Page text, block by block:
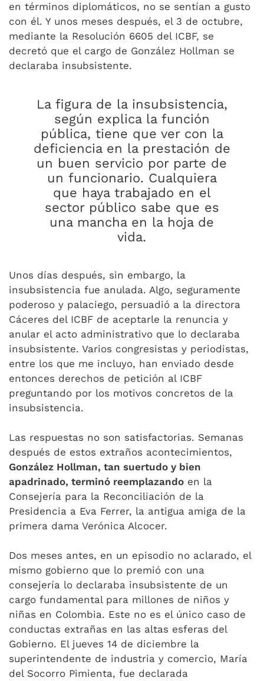
en términos diplomáticos, no se sentían a gusto
con él. Y unos meses después, el 3 de octubre,
mediante la Resolución 6605 del ICBF, se
decretó que el cargo de González Hollman se
declaraba insubsistente.
La figura de la insubsistencia,
según explica la función
pública, tiene que ver con la
deficiencia en la prestación de
un buen servicio por parte de
un funcionario. Cualquiera
que haya trabajado en el
sector público sabe que es
una mancha en la hoja de
vida.
Unos días después, sin embargo, la
insubsistencia fue anulada. Algo, seguramente
poderoso y palaciego, persuadió a la directora
Cáceres del ICBF de aceptarle la renuncia y
anular el acto administrativo que lo declaraba
insubsistente. Varios congresistas y periodistas,
entre los que me incluyo, han enviado desde
entonces derechos de petición al ICBF
preguntando por los motivos concretos de la
insubsistencia.
Las respuestas no son satisfactorias. Semanas
después de estos extraños acontecimientos,
González Hollman, tan suertudo y bien
apadrinado, terminó reemplazando en la
Consejería para la Reconciliación de la
Presidencia a Eva Ferrer, la antigua amiga de la
primera dama Verónica Alcocer.
Dos meses antes, en un episodio no aclarado, el
mismo gobierno que lo premió con una
consejería lo declaraba insubsistente de un
cargo fundamental para millones de niños y
niñas en Colombia. Este no es el único caso de
conductas extrañas en las altas esferas del
Gobierno. El jueves 14 de diciembre la
superintendente de industria y comercio, María
del Socorro Pimienta, fue declarada